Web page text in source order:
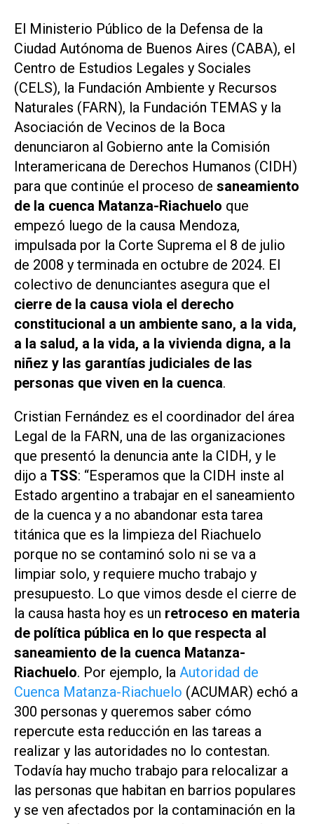
El Ministerio Público de la Defensa de la
Ciudad Autónoma de Buenos Aires (CABA), el
Centro de Estudios Legales y Sociales
(CELS), la Fundación Ambiente y Recursos
Naturales (FARN), la Fundación TEMAS y la
Asociación de Vecinos de la Boca
denunciaron al Gobierno ante la Comisión
Interamericana de Derechos Humanos (CIDH)
para que continúe el proceso de saneamiento
de la cuenca Matanza-Riachuelo que
empezó luego de la causa Mendoza,
impulsada por la Corte Suprema el 8 de julio
de 2008 y terminada en octubre de 2024. El
colectivo de denunciantes asegura que el
cierre de la causa viola el derecho
constitucional a un ambiente sano, a la vida,
a la salud, a la vida, a la vivienda digna, a la
niñez y las garantías judiciales de las
personas que viven en la cuenca.
Cristian Fernández es el coordinador del área
Legal de la FARN, una de las organizaciones
que presentó la denuncia ante la CIDH, y le
dijo a TSS: “Esperamos que la CIDH inste al
Estado argentino a trabajar en el saneamiento
de la cuenca y a no abandonar esta tarea
titánica que es la limpieza del Riachuelo
porque no se contaminó solo ni se va a
limpiar solo, y requiere mucho trabajo y
presupuesto. Lo que vimos desde el cierre de
la causa hasta hoy es un retroceso en materia
de política pública en lo que respecta al
saneamiento de la cuenca Matanza-
Riachuelo. Por ejemplo, la Autoridad de
Cuenca Matanza-Riachuelo (ACUMAR) echó a
300 personas y queremos saber cómo
repercute esta reducción en las tareas a
realizar y las autoridades no lo contestan.
Todavía hay mucho trabajo para relocalizar a
las personas que habitan en barrios populares
y se ven afectados por la contaminación en la